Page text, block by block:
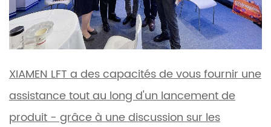
XIAMEN LFT a des capacités de vous fournir une
assistance tout au long d'un lancement de
produit - grâce à une discussion sur les